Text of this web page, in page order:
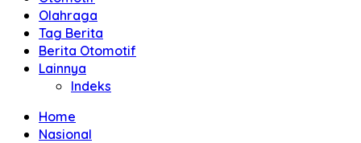
Olahraga
Tag Berita
Berita Otomotif
Lainnya
Indeks
Home
Nasional